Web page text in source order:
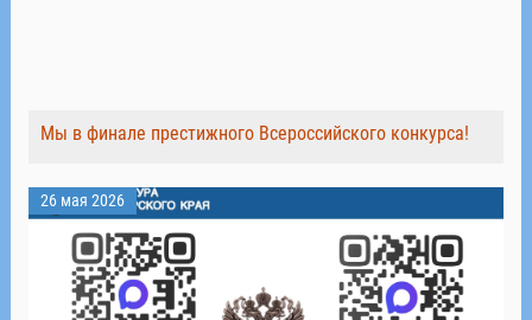
Мы в финале престижного Всероссийского конкурса!
26 мая 2026